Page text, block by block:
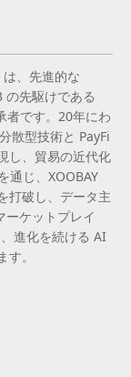
は、先進的な
の先駆けである
者です。20年にわ
散型技術と PayFi
し、貿易の近代化
通じ、XOOBAY
打破し、データ主
ーケットプレイ
進化を続ける AI
。